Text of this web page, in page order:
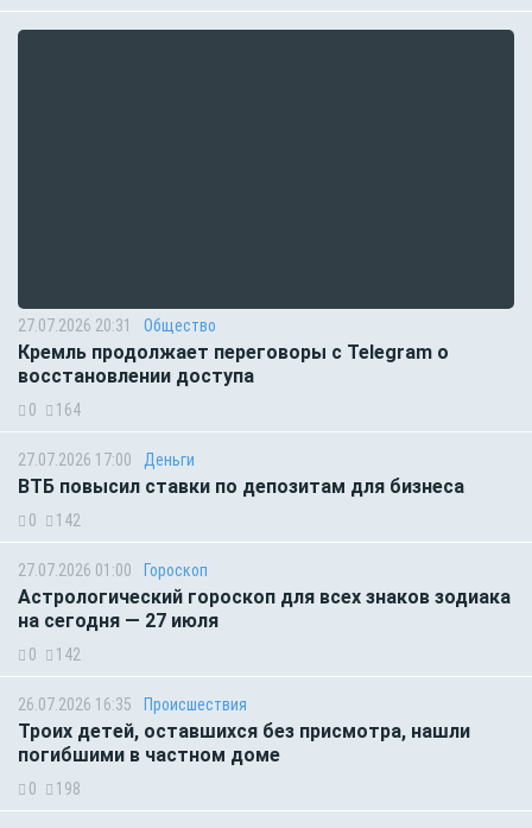
27.07.2026 20:31 Общество
Кремль продолжает переговоры с Telegram о
восстановлении доступа
0 164
27.07.2026 17:00 Деньги
ВТБ повысил ставки по депозитам для бизнеса
0 142
27.07.2026 01:00 Гороскоп
Астрологический гороскоп для всех знаков зодиака
на сегодня — 27 июля
0 142
26.07.2026 16:35 Происшествия
Троих детей, оставшихся без присмотра, нашли
погибшими в частном доме
0 198